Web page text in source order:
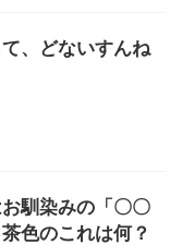
、どないすんね
馴染みの「〇〇
色のこれは何？